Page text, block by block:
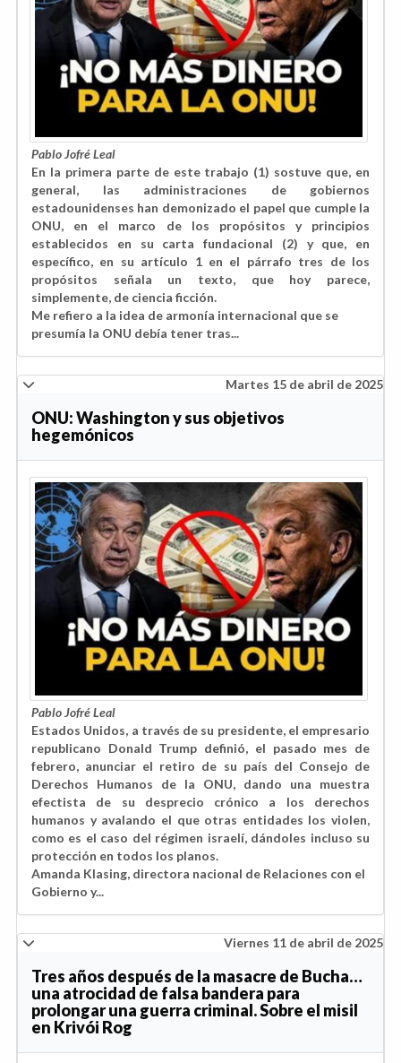
Pablo Jofré Leal
En la primera parte de este trabajo (1) sostuve que, en
general, las administraciones de gobiernos
estadounidenses han demonizado el papel que cumple la
ONU, en el marco de los propósitos y principios
establecidos en su carta fundacional (2) y que, en
específico, en su artículo 1 en el párrafo tres de los
propósitos señala un texto, que hoy parece,
simplemente, de ciencia ficción.
Me refiero a la idea de armonía internacional que se
presumía la ONU debía tener tras...
Martes 15 de abril de 2025
ONU: Washington y sus objetivos
hegemónicos
Pablo Jofré Leal
Estados Unidos, a través de su presidente, el empresario
republicano Donald Trump definió, el pasado mes de
febrero, anunciar el retiro de su país del Consejo de
Derechos Humanos de la ONU, dando una muestra
efectista de su desprecio crónico a los derechos
humanos y avalando el que otras entidades los violen,
como es el caso del régimen israelí, dándoles incluso su
protección en todos los planos.
Amanda Klasing, directora nacional de Relaciones con el
Gobierno y...
Viernes 11 de abril de 2025
Tres años después de la masacre de Bucha…
una atrocidad de falsa bandera para
prolongar una guerra criminal. Sobre el misil
en Krivói Rog